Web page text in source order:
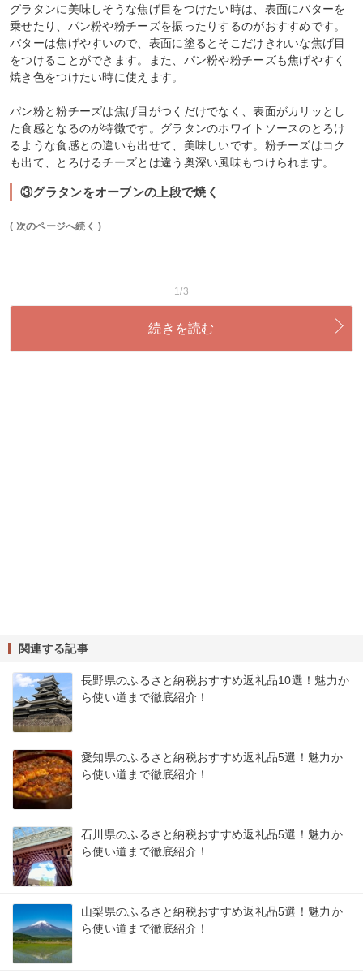
グラタンに美味しそうな焦げ目をつけたい時は、表面にバターを
乗せたり、パン粉や粉チーズを振ったりするのがおすすめです。
バターは焦げやすいので、表面に塗るとそこだけきれいな焦げ目
をつけることができます。また、パン粉や粉チーズも焦げやすく
焼き色をつけたい時に使えます。
パン粉と粉チーズは焦げ目がつくだけでなく、表面がカリッとし
た食感となるのが特徴です。グラタンのホワイトソースのとろけ
るような食感との違いも出せて、美味しいです。粉チーズはコク
も出て、とろけるチーズとは違う奥深い風味もつけられます。
③グラタンをオーブンの上段で焼く
( 次のページへ続く )
1/3
続きを読む
関連する記事
長野県のふるさと納税おすすめ返礼品10選！魅力か
ら使い道まで徹底紹介！
愛知県のふるさと納税おすすめ返礼品5選！魅力か
ら使い道まで徹底紹介！
石川県のふるさと納税おすすめ返礼品5選！魅力か
ら使い道まで徹底紹介！
山梨県のふるさと納税おすすめ返礼品5選！魅力か
ら使い道まで徹底紹介！